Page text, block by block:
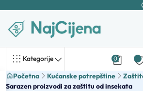
Kategorije 0
Početna Kućanske potrepštine
Sarazen proizvodi za zaštitu od insekata